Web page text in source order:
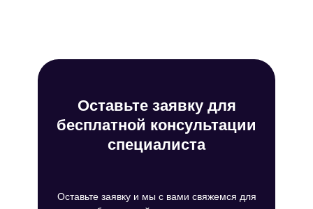
Оставьте заявку для
бесплатной консультации
специалиста
Оставьте заявку и мы с вами свяжемся для